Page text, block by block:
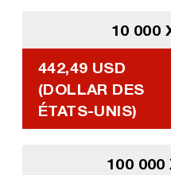
10 000
442,49 USD
(DOLLAR DES
ÉTATS-UNIS)
100 000